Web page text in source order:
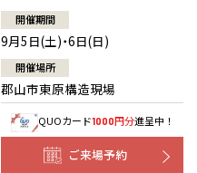
開催期間
9月5日(土)・6日(日)
開催場所
郡山市東原構造現場
QUOカード1000円分進呈中！
ご来場予約